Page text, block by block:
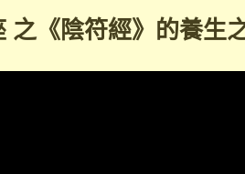
之《陰符經》的養生